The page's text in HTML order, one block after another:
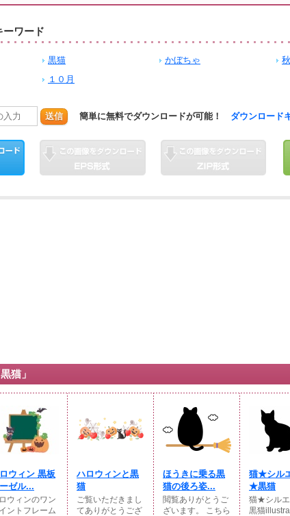
ーワード
黒猫 かぼちゃ
秋
１０月
送信 簡単に無料でダウンロードが可能！ ダウンロード
猫」
ウィン 黒板
ゼル...
ウィンのワン
ントフレーム
ハロウィンと黒
猫
ご覧いただきまし
てありがとうござ
ほうきに乗る黒
猫の後ろ姿...
閲覧ありがとうご
ざいます。 こちら
猫★シル
★黒猫
猫★シル
黒猫